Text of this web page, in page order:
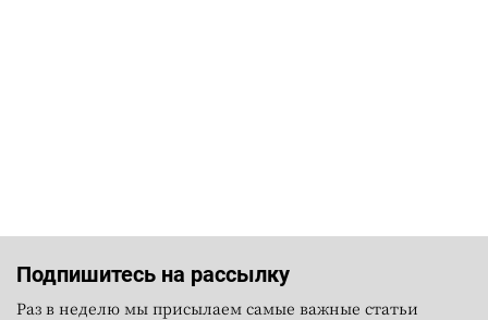
Подпишитесь на рассылку
Раз в неделю мы присылаем самые важные статьи